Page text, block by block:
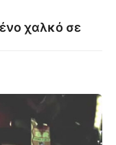
χαλκό σε